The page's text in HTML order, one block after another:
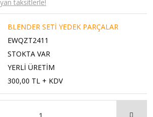
taksitlerle!
BLENDER SETİ YEDEK PARÇALAR
EWQZT2411
STOKTA VAR
YERLİ ÜRETİM
300,00 TL + KDV